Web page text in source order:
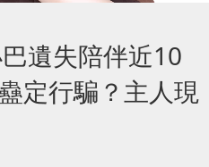
遺失陪伴近10
定行騙？主人現